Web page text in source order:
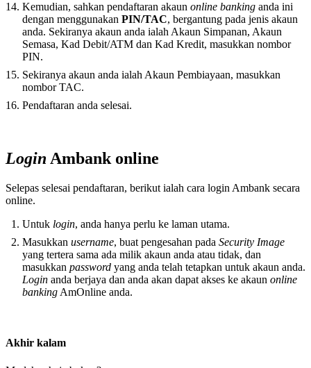
Kemudian, sahkan pendaftaran akaun online banking anda ini
dengan menggunakan PIN/TAC, bergantung pada jenis akaun
anda. Sekiranya akaun anda ialah Akaun Simpanan, Akaun
Semasa, Kad Debit/ATM dan Kad Kredit, masukkan nombor
PIN.
Sekiranya akaun anda ialah Akaun Pembiayaan, masukkan
nombor TAC.
Pendaftaran anda selesai.
Login Ambank online
Selepas selesai pendaftaran, berikut ialah cara login Ambank secara
online.
Untuk login, anda hanya perlu ke laman utama.
Masukkan username, buat pengesahan pada Security Image
yang tertera sama ada milik akaun anda atau tidak, dan
masukkan password yang anda telah tetapkan untuk akaun anda.
Login anda berjaya dan anda akan dapat akses ke akaun online
banking AmOnline anda.
Akhir kalam